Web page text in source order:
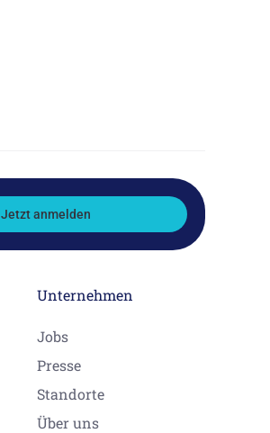
Jetzt anmelden
Unternehmen
Jobs
Presse
Standorte
Über uns